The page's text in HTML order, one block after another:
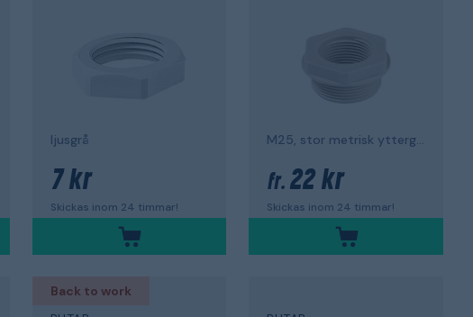
ljusgrå
7 kr
Skickas inom 24 timmar!
M25, stor metrisk yttergänga
fr. 22 kr
Skickas inom 24 timmar!
Back to work